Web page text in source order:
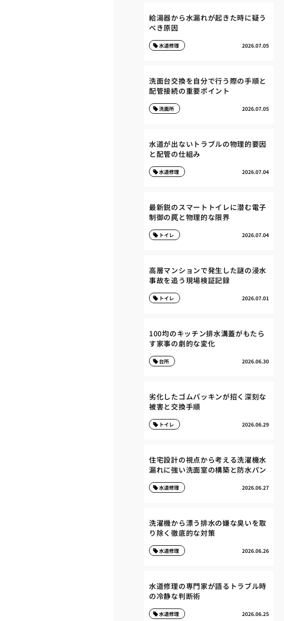
給湯器から水漏れが起きた時に疑う
べき原因
2026.07.05
水道修理
洗面台交換を自分で行う際の手順と
配管接続の重要ポイント
2026.07.05
洗面所
水道が出ないトラブルの物理的要因
と配管の仕組み
2026.07.04
水道修理
最新鋭のスマートトイレに潜む電子
制御の罠と物理的な限界
2026.07.04
トイレ
高層マンションで発生した謎の浸水
事故を追う現場検証記録
2026.07.01
トイレ
100均のキッチン排水溝蓋がもたら
す家事の劇的な変化
2026.06.30
台所
劣化したゴムパッキンが招く深刻な
被害と交換手順
2026.06.29
トイレ
住宅設計の視点から考える洗濯機水
漏れに強い洗面室の構築と防水パン
2026.06.27
水道修理
洗濯機から漂う排水の嫌な臭いを取
り除く徹底的な対策
2026.06.26
水道修理
水道修理の専門家が語るトラブル時
の冷静な判断術
2026.06.25
水道修理